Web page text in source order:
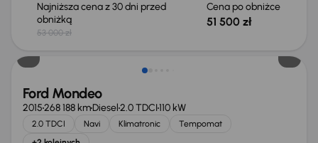
Najniższa cena z 30 dni przed
obniżką
53 000 zł
Cena po obniżce
51 500 zł
Taniej o 1 000 zł
Ford Mondeo
2015268 188 kmDiesel2.0 TDCI110 kW
2.0 TDCI Navi Klimatronic
Tempomat